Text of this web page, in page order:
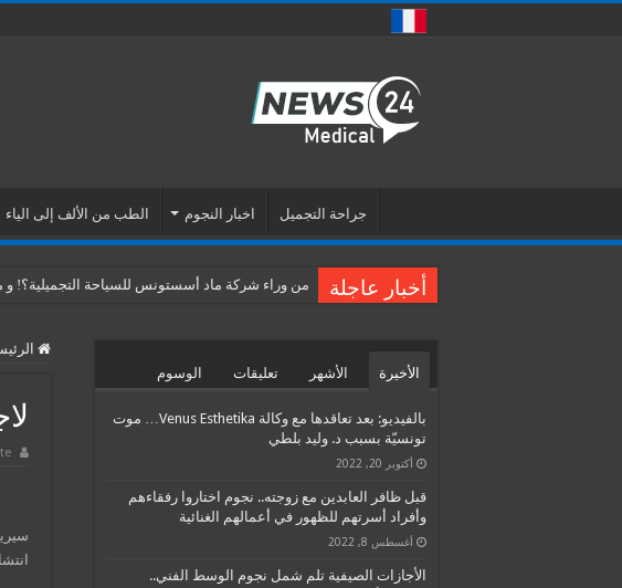
جراحة التجميل اخبار النجوم الطب من الألف إلى الياء
أخبار عاجلة من وراء شركة ماد أسستونس للسياحة التجميلية؟!
الأخيرة الأشهر تعليقات الوسوم
بالفيديو: بعد تعاقدها مع وكالة Venus Esthetika… موت
تونسيّة بسبب د. وليد بلطي
أكتوبر 20, 2022
قبل ظافر العابدين مع زوجته.. نجوم اختاروا رفقاءهم
وأفراد أسرتهم للظهور في أعمالهم الغنائية
أغسطس 8, 2022
الأجازات الصيفية تلم شمل نجوم الوسط الفني..